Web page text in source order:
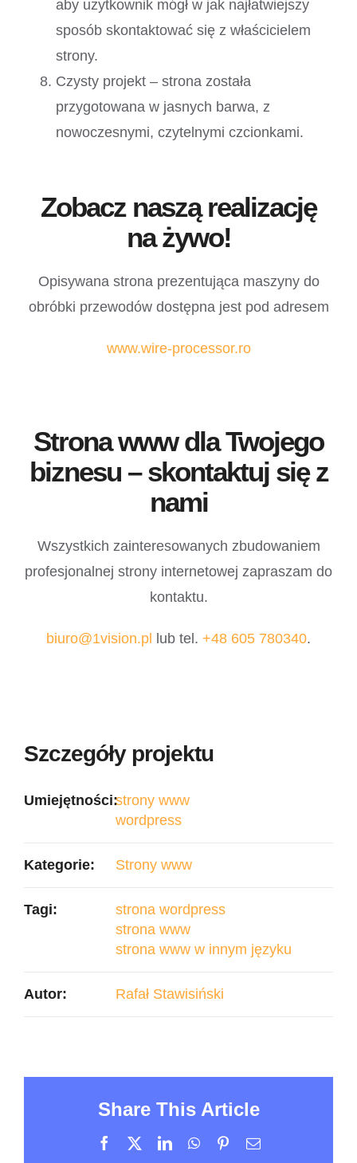
aby użytkownik mógł w jak najłatwiejszy
sposób skontaktować się z właścicielem
strony.
Czysty projekt – strona została
przygotowana w jasnych barwa, z
nowoczesnymi, czytelnymi czcionkami.
Zobacz naszą realizację
na żywo!
Opisywana strona prezentująca maszyny do
obróbki przewodów dostępna jest pod adresem
www.wire-processor.ro
Strona www dla Twojego
biznesu – skontaktuj się z
nami
Wszystkich zainteresowanych zbudowaniem
profesjonalnej strony internetowej zapraszam do
kontaktu.
biuro@1vision.pl lub tel. +48 605 780340.
Szczegóły projektu
Umiejętności:strony www
wordpress
Kategorie: Strony www
Tagi:
strona wordpress
strona www
strona www w innym języku
Autor: Rafał Stawisiński
Share This Article
Facebook
X LinkedInWhatsApp
PinterestEmail